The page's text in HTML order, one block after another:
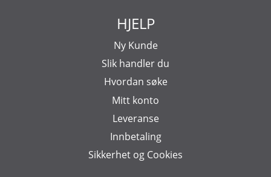
HJELP
Ny Kunde
Slik handler du
Hvordan søke
Mitt konto
Leveranse
Innbetaling
Sikkerhet og Cookies